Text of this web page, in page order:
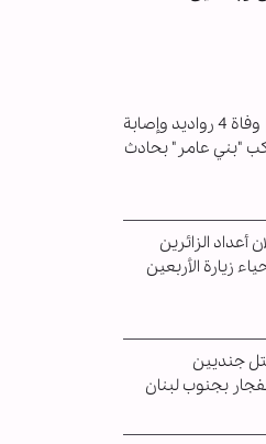
وفاة 4 رواديد وإصابة
"بني عامر" بحادث
أعداد الزائرين
زيارة الأربعين
جنديين
بجنوب لبنان